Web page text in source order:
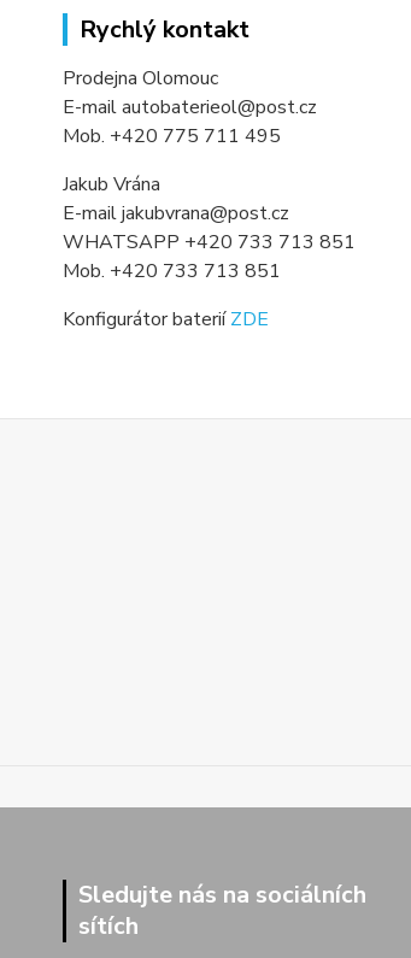
Rychlý kontakt
Prodejna Olomouc
E-mail autobaterieol@post.cz
Mob. +420 775 711 495
Jakub Vrána
E-mail jakubvrana@post.cz
WHATSAPP +420 733 713 851
Mob. +420 733 713 851
Konfigurátor bateriíZDE
Sledujte nás na sociálních
sítích